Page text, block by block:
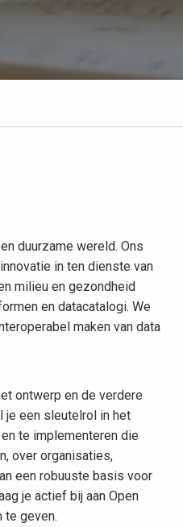
duurzame wereld. Ons
in ten dienste van
milieu en gezondheid
en datacatalogi. We
maken van data
ontwerp en de verdere
je een sleutelrol in het
te implementeren die
over organisaties,
een robuuste basis voor
je actief bij aan Open
te geven.